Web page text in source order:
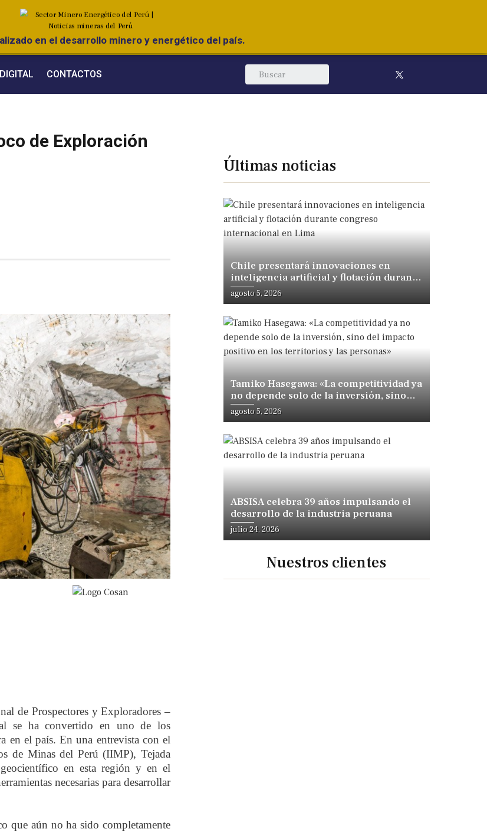
en el desarrollo minero y energético del país.
CONTACTOS
de Exploración
de Prospectores y Exploradores –
se ha convertido en uno de los
en el país. En una entrevista con el
de Minas del Perú (IIMP), Tejada
en esta región y en el
necesarias para desarrollar
que aún no ha sido completamente
Últimas noticias
Chile presentará innovaciones en
inteligencia artificial y flotación durante
congreso internacional en Lima
agosto 5, 2026
Tamiko Hasegawa: «La competitividad ya
no depende solo de la inversión, sino
del impacto positivo en los territorios y
las personas»
agosto 5, 2026
ABSISA celebra 39 años impulsando el
desarrollo de la industria peruana
julio 24, 2026
Nuestros clientes